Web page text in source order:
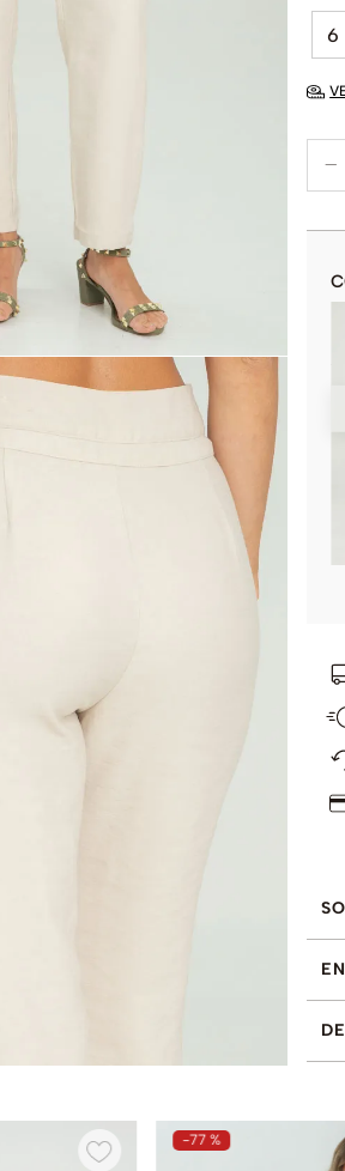
6
PANTALON HAREM
AÑADIR
-77 %